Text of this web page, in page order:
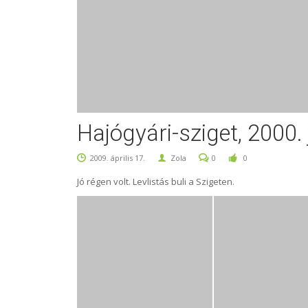
Hajógyári-sziget, 2000.
2009. április 17. Zola 0 0
Jó régen volt. Levlistás buli a Szigeten.